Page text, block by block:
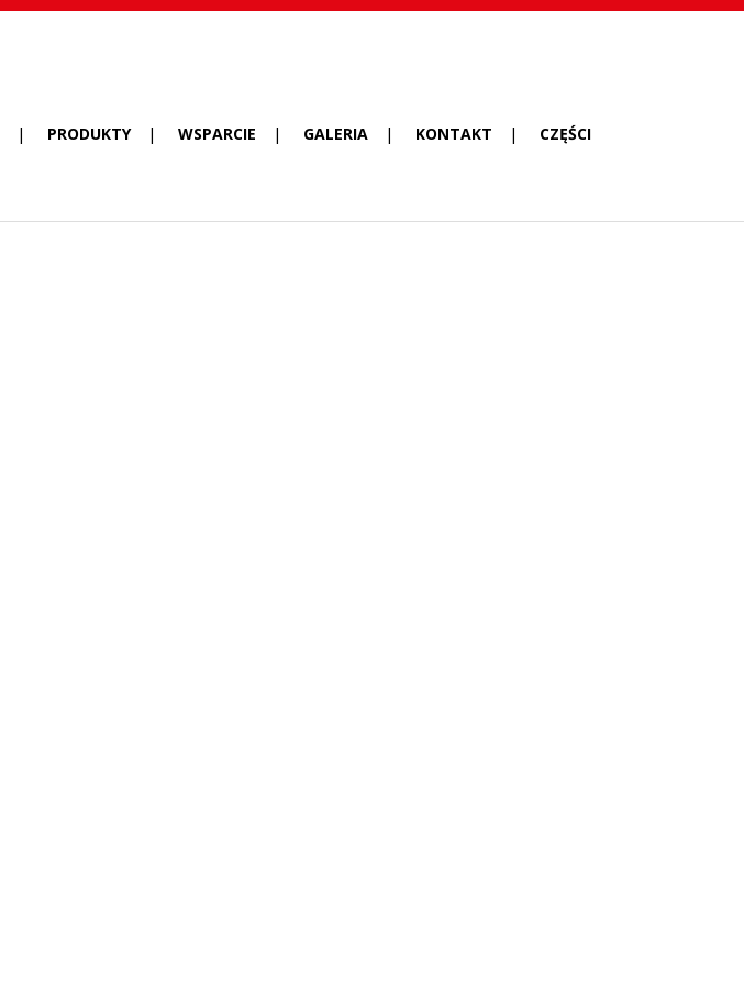
PRODUKTY WSPARCIE GALERIA KONTAKT CZĘŚCI